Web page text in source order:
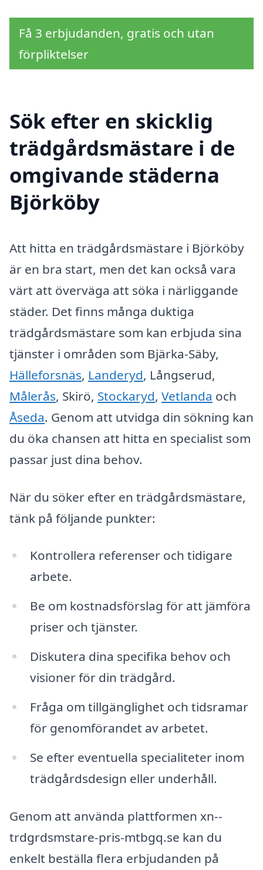
Få 3 erbjudanden, gratis och utan
förpliktelser
Sök efter en skicklig
trädgårdsmästare i de
omgivande städerna
Björköby
Att hitta en trädgårdsmästare i Björköby
är en bra start, men det kan också vara
värt att överväga att söka i närliggande
städer. Det finns många duktiga
trädgårdsmästare som kan erbjuda sina
tjänster i områden som Bjärka-Säby,
Hälleforsnäs, Landeryd, Långserud,
Målerås, Skirö, Stockaryd, Vetlanda och
Åseda. Genom att utvidga din sökning kan
du öka chansen att hitta en specialist som
passar just dina behov.
När du söker efter en trädgårdsmästare,
tänk på följande punkter:
Kontrollera referenser och tidigare
arbete.
Be om kostnadsförslag för att jämföra
priser och tjänster.
Diskutera dina specifika behov och
visioner för din trädgård.
Fråga om tillgänglighet och tidsramar
för genomförandet av arbetet.
Se efter eventuella specialiteter inom
trädgårdsdesign eller underhåll.
Genom att använda plattformen xn--
trdgrdsmstare-pris-mtbgq.se kan du
enkelt beställa flera erbjudanden på